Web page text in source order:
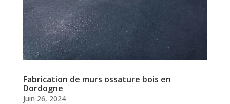
Fabrication de murs ossature bois en
Dordogne
Juin 26, 2024